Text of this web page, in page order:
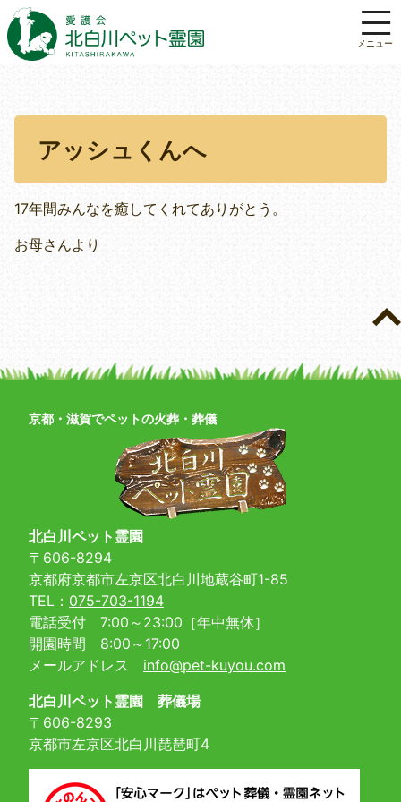
アッシュくんへ
17年間みんなを癒してくれてありがとう。
お母さんより
京都・滋賀でペットの火葬・葬儀
北白川ペット霊園
〒606-8294
京都府京都市左京区北白川地蔵谷町1-85
TEL： 075-703-1194
電話受付 7:00～23:00［年中無休］
開園時間 8:00～17:00
メールアドレス info@pet-kuyou.com
北白川ペット霊園 葬儀場
〒606-8293
京都市左京区北白川琵琶町4